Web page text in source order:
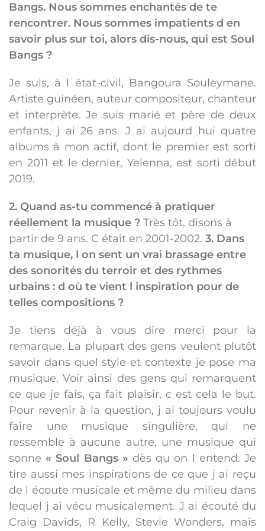
Bangs. Nous sommes enchantés de te
rencontrer. Nous sommes impatients d en
savoir plus sur toi, alors dis-nous, qui est Soul
Bangs ?
Je suis, à l état-civil, Bangoura Souleymane.
Artiste guinéen, auteur compositeur, chanteur
et interprète. Je suis marié et père de deux
enfants, j ai 26 ans. J ai aujourd hui quatre
albums à mon actif, dont le premier est sorti
en 2011 et le dernier, Yelenna, est sorti début
2019.
2. Quand as-tu commencé à pratiquer
réellement la musique ? Très tôt, disons à
partir de 9 ans. C était en 2001-2002. 3. Dans
ta musique, l on sent un vrai brassage entre
des sonorités du terroir et des rythmes
urbains : d où te vient l inspiration pour de
telles compositions ?
Je tiens déjà à vous dire merci pour la
remarque. La plupart des gens veulent plutôt
savoir dans quel style et contexte je pose ma
musique. Voir ainsi des gens qui remarquent
ce que je fais, ça fait plaisir, c est cela le but.
Pour revenir à la question, j ai toujours voulu
faire une musique singulière, qui ne
ressemble à aucune autre, une musique qui
sonne « Soul Bangs » dès qu on l entend. Je
tire aussi mes inspirations de ce que j ai reçu
de l écoute musicale et même du milieu dans
lequel j ai vécu musicalement. J ai écouté du
Craig Davids, R Kelly, Stevie Wonders, mais